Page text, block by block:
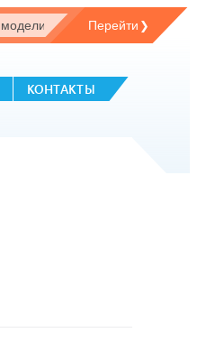
КОНТАКТЫ